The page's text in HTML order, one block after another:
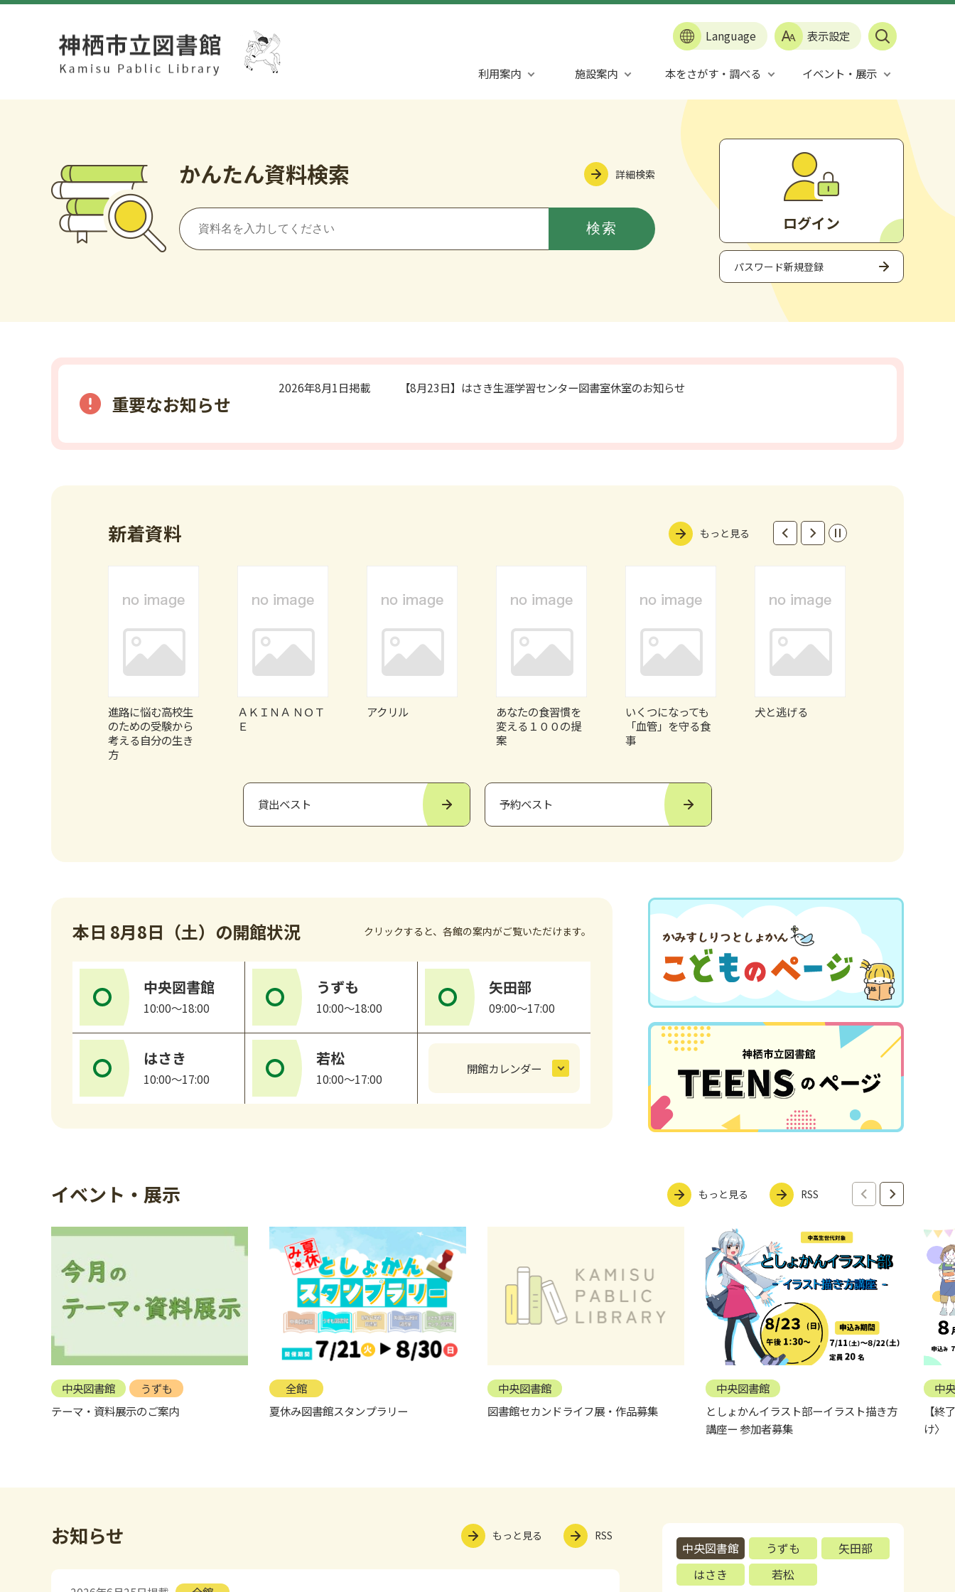
Language 表示設定
利用案内 施設案内 本をさがす・調べる イベント・展示
かんたん資料検索 詳細検索
ログイン
パスワード新規登録
重要なお知らせ
2026年8月1日掲載 【8月23日】はさき生涯学習センター図書室休室のお知らせ
新着資料
進路に悩む高校生
のための受験から
考える自分の生き
方
ＡＫＩＮＡ ＮＯＴ
Ｅ
アクリル
あなたの食習慣を
変える１００の提
案
いくつになっても
「血管」を守る食
事
犬と逃げる
もっと見る
貸出ベスト 予約ベスト
本日 8月8日（土） の開館状況 クリックすると、各館の案内がご覧いただけます。
中央図書館
10:00～18:00
うずも
10:00～18:00
矢田部
09:00～17:00
はさき
10:00～17:00
若松
10:00～17:00
開館カレンダー
イベント・展示 RSS
もっと見る
中央図書館
うずも
テーマ・資料展示のご案内
全館
夏休み図書館スタンプラリー
中央図書館
図書館セカンドライフ展・作品募集
中央図書館
としょかんイラスト部ーイラスト描き方
講座ー 参加者募集
中
【終
け〉
お知らせ RSS
もっと見る
中央図書館 うずも
矢田部
はさき
若松